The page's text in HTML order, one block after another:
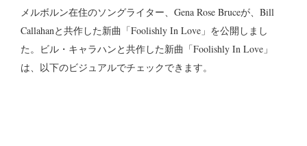
メルボルン在住のソングライター、Gena Rose Bruceが、Bill
Callahanと共作した新曲「Foolishly In Love」を公開しまし
た。ビル・キャラハンと共作した新曲「Foolishly In Love」
は、以下のビジュアルでチェックできます。